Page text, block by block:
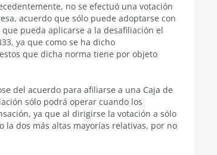
no se efectuó una votación
acuerdo que sólo puede adoptarse con
pueda aplicarse a la desafiliación el
ya que como se ha dicho
que dicha norma tiene por objeto
del acuerdo para afiliarse a una Caja de
sólo podrá operar cuando los
ya que al dirigirse la votación a sólo
la dos más altas mayorías relativas, por no